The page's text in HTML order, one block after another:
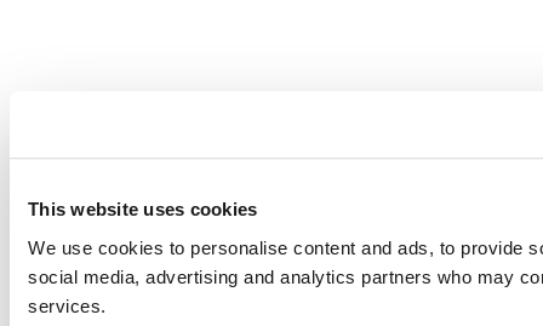
This website uses cookies
We use cookies to personalise content and ads, to provide
social media, advertising and analytics partners who may
services.